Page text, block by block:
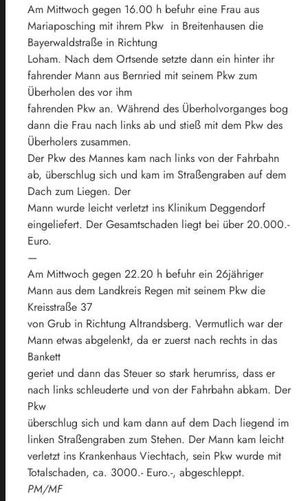
Am Mittwoch gegen 16.00 h befuhr eine Frau aus
Mariaposching mit ihrem Pkw in Breitenhausen die
Bayerwaldstraße in Richtung
Loham. Nach dem Ortsende setzte dann ein hinter ihr
fahrender Mann aus Bernried mit seinem Pkw zum
Überholen des vor ihm
fahrenden Pkw an. Während des Überholvorganges bog
dann die Frau nach links ab und stieß mit dem Pkw des
Überholers zusammen.
Der Pkw des Mannes kam nach links von der Fahrbahn
ab, überschlug sich und kam im Straßengraben auf dem
Dach zum Liegen. Der
Mann wurde leicht verletzt ins Klinikum Deggendorf
eingeliefert. Der Gesamtschaden liegt bei über 20.000.-
Euro.
—
Am Mittwoch gegen 22.20 h befuhr ein 26jähriger
Mann aus dem Landkreis Regen mit seinem Pkw die
Kreisstraße 37
von Grub in Richtung Altrandsberg. Vermutlich war der
Mann etwas abgelenkt, da er zuerst nach rechts in das
Bankett
geriet und dann das Steuer so stark herumriss, dass er
nach links schleuderte und von der Fahrbahn abkam. Der
Pkw
überschlug sich und kam dann auf dem Dach liegend im
linken Straßengraben zum Stehen. Der Mann kam leicht
verletzt ins Krankenhaus Viechtach, sein Pkw wurde mit
Totalschaden, ca. 3000.- Euro.-, abgeschleppt.
PM/MF